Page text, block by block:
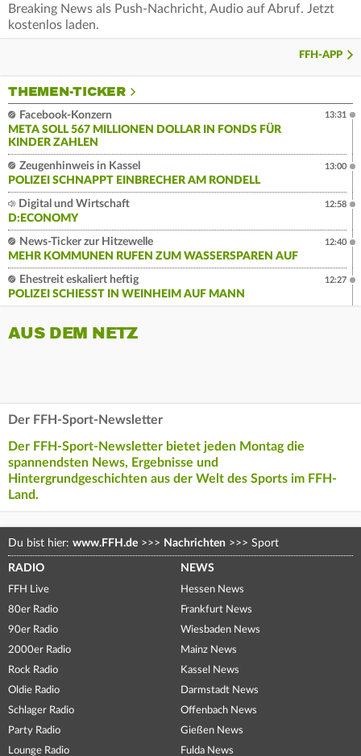
Breaking News als Push-Nachricht, Audio auf Abruf. Jetzt
kostenlos laden.
FFH-APP
THEMEN-TICKER
Facebook-Konzern
META SOLL 567 MILLIONEN DOLLAR IN FONDS FÜR
KINDER ZAHLEN
13:31
Zeugenhinweis in Kassel
POLIZEI SCHNAPPT EINBRECHER AM RONDELL
13:00
Digital und Wirtschaft
D:ECONOMY
12:58
News-Ticker zur Hitzewelle
MEHR KOMMUNEN RUFEN ZUM WASSERSPAREN AUF
12:40
Ehestreit eskaliert heftig
POLIZEI SCHIESST IN WEINHEIM AUF MANN
12:27
AUS DEM NETZ
Der FFH-Sport-Newsletter
Der FFH-Sport-Newsletter bietet jeden Montag die
spannendsten News, Ergebnisse und
Hintergrundgeschichten aus der Welt des Sports im FFH-
Land.
Du bist hier: www.FFH.de >>> Nachrichten >>> Sport
RADIO
FFH Live
80er Radio
90er Radio
2000er Radio
Rock Radio
Oldie Radio
Schlager Radio
Party Radio
Lounge Radio
NEWS
Hessen News
Frankfurt News
Wiesbaden News
Mainz News
Kassel News
Darmstadt News
Offenbach News
Gießen News
Fulda News